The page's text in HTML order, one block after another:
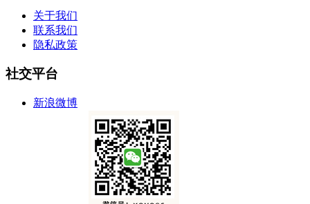
关于我们
联系我们
隐私政策
社交平台
新浪微博